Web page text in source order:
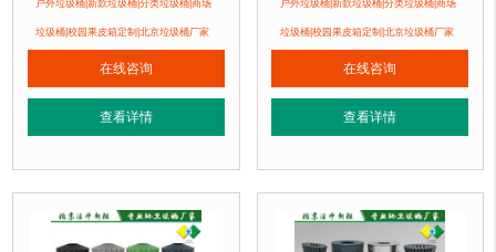
垃圾桶材质：镀锌钢板
垃圾桶周期：现货产品 厂家直销 即拍即发 定制批发
垃圾桶特点：1、全桶采用镀锌板，塑粉喷塑工艺使用寿命更长久。2、箱体
正在使用该垃圾桶的部分客户：
无锡某小区、燕郊某别墅区、北京某小区....
户外垃圾桶|新款垃圾桶|分类垃圾桶|商场
垃圾桶|校园果皮箱定制|北京垃圾桶厂家
在线咨询
查看详情
垃圾桶材质：镀锌钢板
垃圾桶周期：现货产品 厂家直销 即
垃圾桶特点：1、全桶采用镀锌板，
正在使用该垃圾桶的部分客户：
无锡某小区、燕郊某别墅区、北京某
户外垃圾桶|新款垃圾桶|分类垃圾桶|商场
垃圾桶|校园果皮箱定制|北京垃圾桶厂家
在线咨询
查看详情